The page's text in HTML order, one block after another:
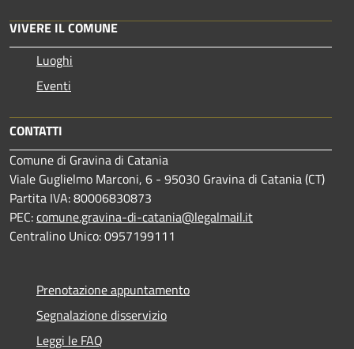
VIVERE IL COMUNE
Luoghi
Eventi
CONTATTI
Comune di Gravina di Catania
Viale Guglielmo Marconi, 6 - 95030 Gravina di Catania (CT)
Partita IVA: 80006830873
PEC:comune.gravina-di-catania@legalmail.it
Centralino Unico: 0957199111
Prenotazione appuntamento
Segnalazione disservizio
Leggi le FAQ